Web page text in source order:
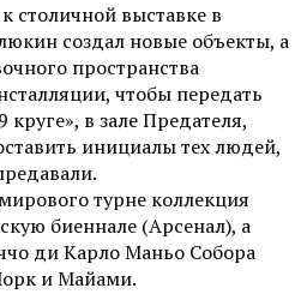
столичной выставке в
создал новые объекты, а
пространства
чтобы передать
в зале Предателя,
инициалы тех людей,
турне коллекция
биеннале (Арсенал), а
ди Карло Маньо Собора
и Майами.